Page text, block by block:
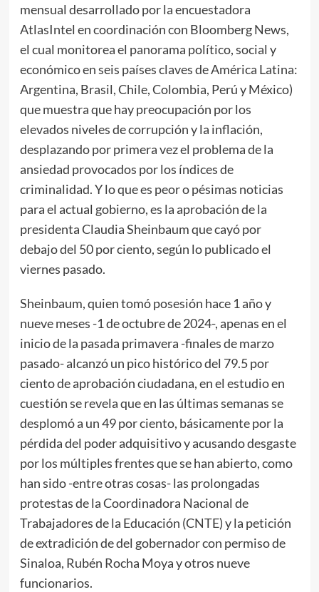
mensual desarrollado por la encuestadora
AtlasIntel en coordinación con Bloomberg News,
el cual monitorea el panorama político, social y
económico en seis países claves de América Latina:
Argentina, Brasil, Chile, Colombia, Perú y México)
que muestra que hay preocupación por los
elevados niveles de corrupción y la inflación,
desplazando por primera vez el problema de la
ansiedad provocados por los índices de
criminalidad. Y lo que es peor o pésimas noticias
para el actual gobierno, es la aprobación de la
presidenta Claudia Sheinbaum que cayó por
debajo del 50 por ciento, según lo publicado el
viernes pasado.
Sheinbaum, quien tomó posesión hace 1 año y
nueve meses -1 de octubre de 2024-, apenas en el
inicio de la pasada primavera -finales de marzo
pasado- alcanzó un pico histórico del 79.5 por
ciento de aprobación ciudadana, en el estudio en
cuestión se revela que en las últimas semanas se
desplomó a un 49 por ciento, básicamente por la
pérdida del poder adquisitivo y acusando desgaste
por los múltiples frentes que se han abierto, como
han sido -entre otras cosas- las prolongadas
protestas de la Coordinadora Nacional de
Trabajadores de la Educación (CNTE) y la petición
de extradición de del gobernador con permiso de
Sinaloa, Rubén Rocha Moya y otros nueve
funcionarios.